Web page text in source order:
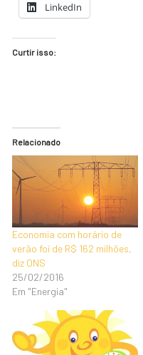
LinkedIn
Curtir isso:
Relacionado
Economia com horário de
verão foi de R$ 162 milhões,
diz ONS
25/02/2016
Em "Energia"